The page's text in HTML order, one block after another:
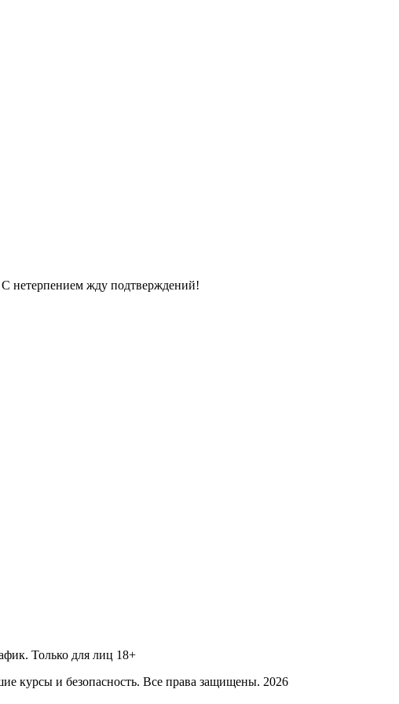
нетерпением жду подтверждений!
Только для лиц 18+
курсы и безопасность. Все права защищены. 2026